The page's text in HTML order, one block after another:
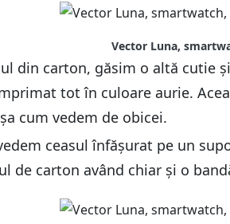
Vector Luna,
din carton, găsim o altă cutie
tot în culoare aurie.
cum vedem de obicei.
ceasul înfășurat pe un
de carton având chiar și o